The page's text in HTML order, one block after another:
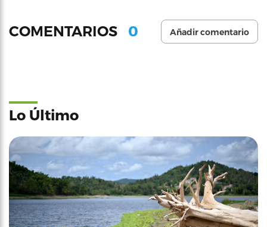
COMENTARIOS 0 Añadir comentario
Lo Último